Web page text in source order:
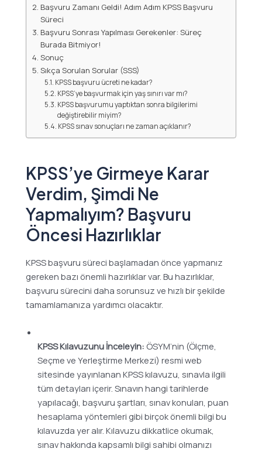
Başvuru Zamanı Geldi! Adım Adım KPSS Başvuru
Süreci
Başvuru Sonrası Yapılması Gerekenler: Süreç
Burada Bitmiyor!
Sonuç
Sıkça Sorulan Sorular (SSS)
KPSS başvuru ücreti ne kadar?
KPSS’ye başvurmak için yaş sınırı var mı?
KPSS başvurumu yaptıktan sonra bilgilerimi
değiştirebilir miyim?
KPSS sınav sonuçları ne zaman açıklanır?
KPSS’ye Girmeye Karar
Verdim, Şimdi Ne
Yapmalıyım? Başvuru
Öncesi Hazırlıklar
KPSS başvuru süreci başlamadan önce yapmanız
gereken bazı önemli hazırlıklar var. Bu hazırlıklar,
başvuru sürecini daha sorunsuz ve hızlı bir şekilde
tamamlamanıza yardımcı olacaktır.
KPSS Kılavuzunu İnceleyin: ÖSYM’nin (Ölçme,
Seçme ve Yerleştirme Merkezi) resmi web
sitesinde yayınlanan KPSS kılavuzu, sınavla ilgili
tüm detayları içerir. Sınavın hangi tarihlerde
yapılacağı, başvuru şartları, sınav konuları, puan
hesaplama yöntemleri gibi birçok önemli bilgi bu
kılavuzda yer alır. Kılavuzu dikkatlice okumak,
sınav hakkında kapsamlı bilgi sahibi olmanızı